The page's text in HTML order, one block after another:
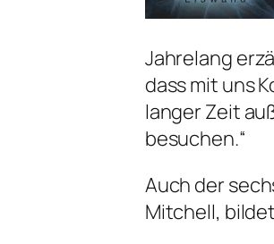
Jahrelang
dass mit uns
langer Zeit
besuchen.“
Auch der
Mitchell,